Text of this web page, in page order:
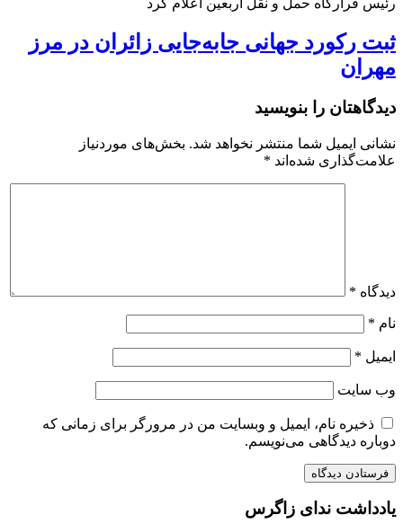
رئیس قرارگاه حمل و نقل اربعین اعلام کرد
ثبت رکورد جهانی جابه‌جایی زائران در مرز
مهران
دیدگاهتان را بنویسید
نشانی ایمیل شما منتشر نخواهد شد. بخش‌های موردنیاز
علامت‌گذاری شده‌اند *
دیدگاه *
نام *
ایمیل *
وب‌ سایت
ذخیره نام، ایمیل و وبسایت من در مرورگر برای زمانی که
دوباره دیدگاهی می‌نویسم.
یادداشت ندای زاگرس